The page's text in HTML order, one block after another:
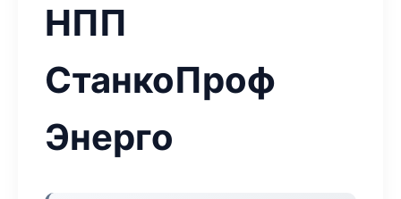
НПП
СтанкоПроф
Энерго